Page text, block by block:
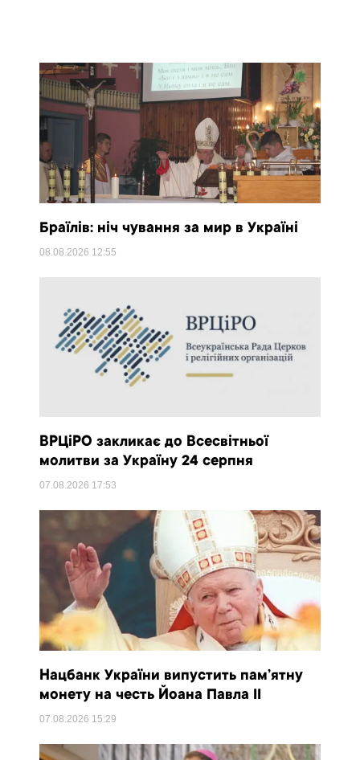
Браїлів: ніч чування за мир в Україні
08.08.2026 12:55
ВРЦіРО закликає до Всесвітньої
молитви за Україну 24 серпня
07.08.2026 17:53
Нацбанк України випустить пам’ятну
монету на честь Йоана Павла II
07.08.2026 15:29